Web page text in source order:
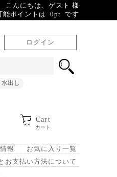
こんにちは、ゲスト 様
能ポイントは 0pt です
ログイン
水出し
Cart
カート
報
お気に入り一覧
お支払い方法について